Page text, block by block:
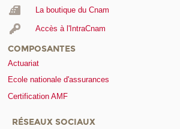
La boutique du Cnam
Accès à l'IntraCnam
COMPOSANTES
Actuariat
Ecole nationale d'assurances
Certification AMF
RÉSEAUX SOCIAUX